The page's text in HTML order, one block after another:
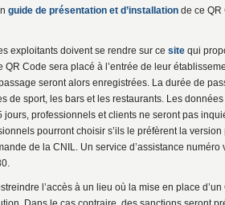
guide de présentation et d’installation de ce QR
exploitants doivent se rendre sur ce site qui
QR Code sera placé à l’entrée de leur
seront alors enregistrées. La durée de
de sport, les bars et les restaurants. Les
jours, professionnels et clients ne seront pas
pourront choisir s’ils le préfèrent la
de la CNIL. Un service d’assistance
l’accès à un lieu où la mise en place